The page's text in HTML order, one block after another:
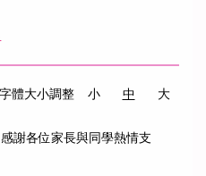
字體大小調整 小 中
大
謝各位家長與同學熱情支